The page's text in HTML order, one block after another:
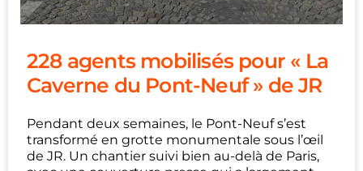
228 agents mobilisés pour « La
Caverne du Pont-Neuf » de JR
Pendant deux semaines, le Pont-Neuf s’est
transformé en grotte monumentale sous l’œil
de JR. Un chantier suivi bien au-delà de Paris,